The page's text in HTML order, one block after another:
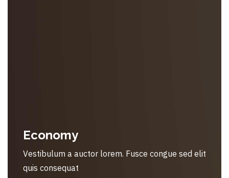
Economy
Vestibulum a auctor lorem. Fusce congue sed elit
quis consequat